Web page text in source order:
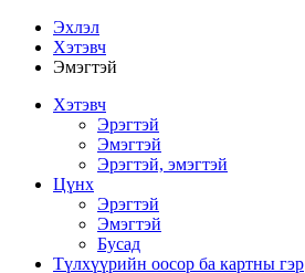
Эхлэл
Хэтэвч
Эмэгтэй
Хэтэвч
Эрэгтэй
Эмэгтэй
Эрэгтэй, эмэгтэй
Цүнх
Эрэгтэй
Эмэгтэй
Бусад
Түлхүүрийн оосор ба картны гэр